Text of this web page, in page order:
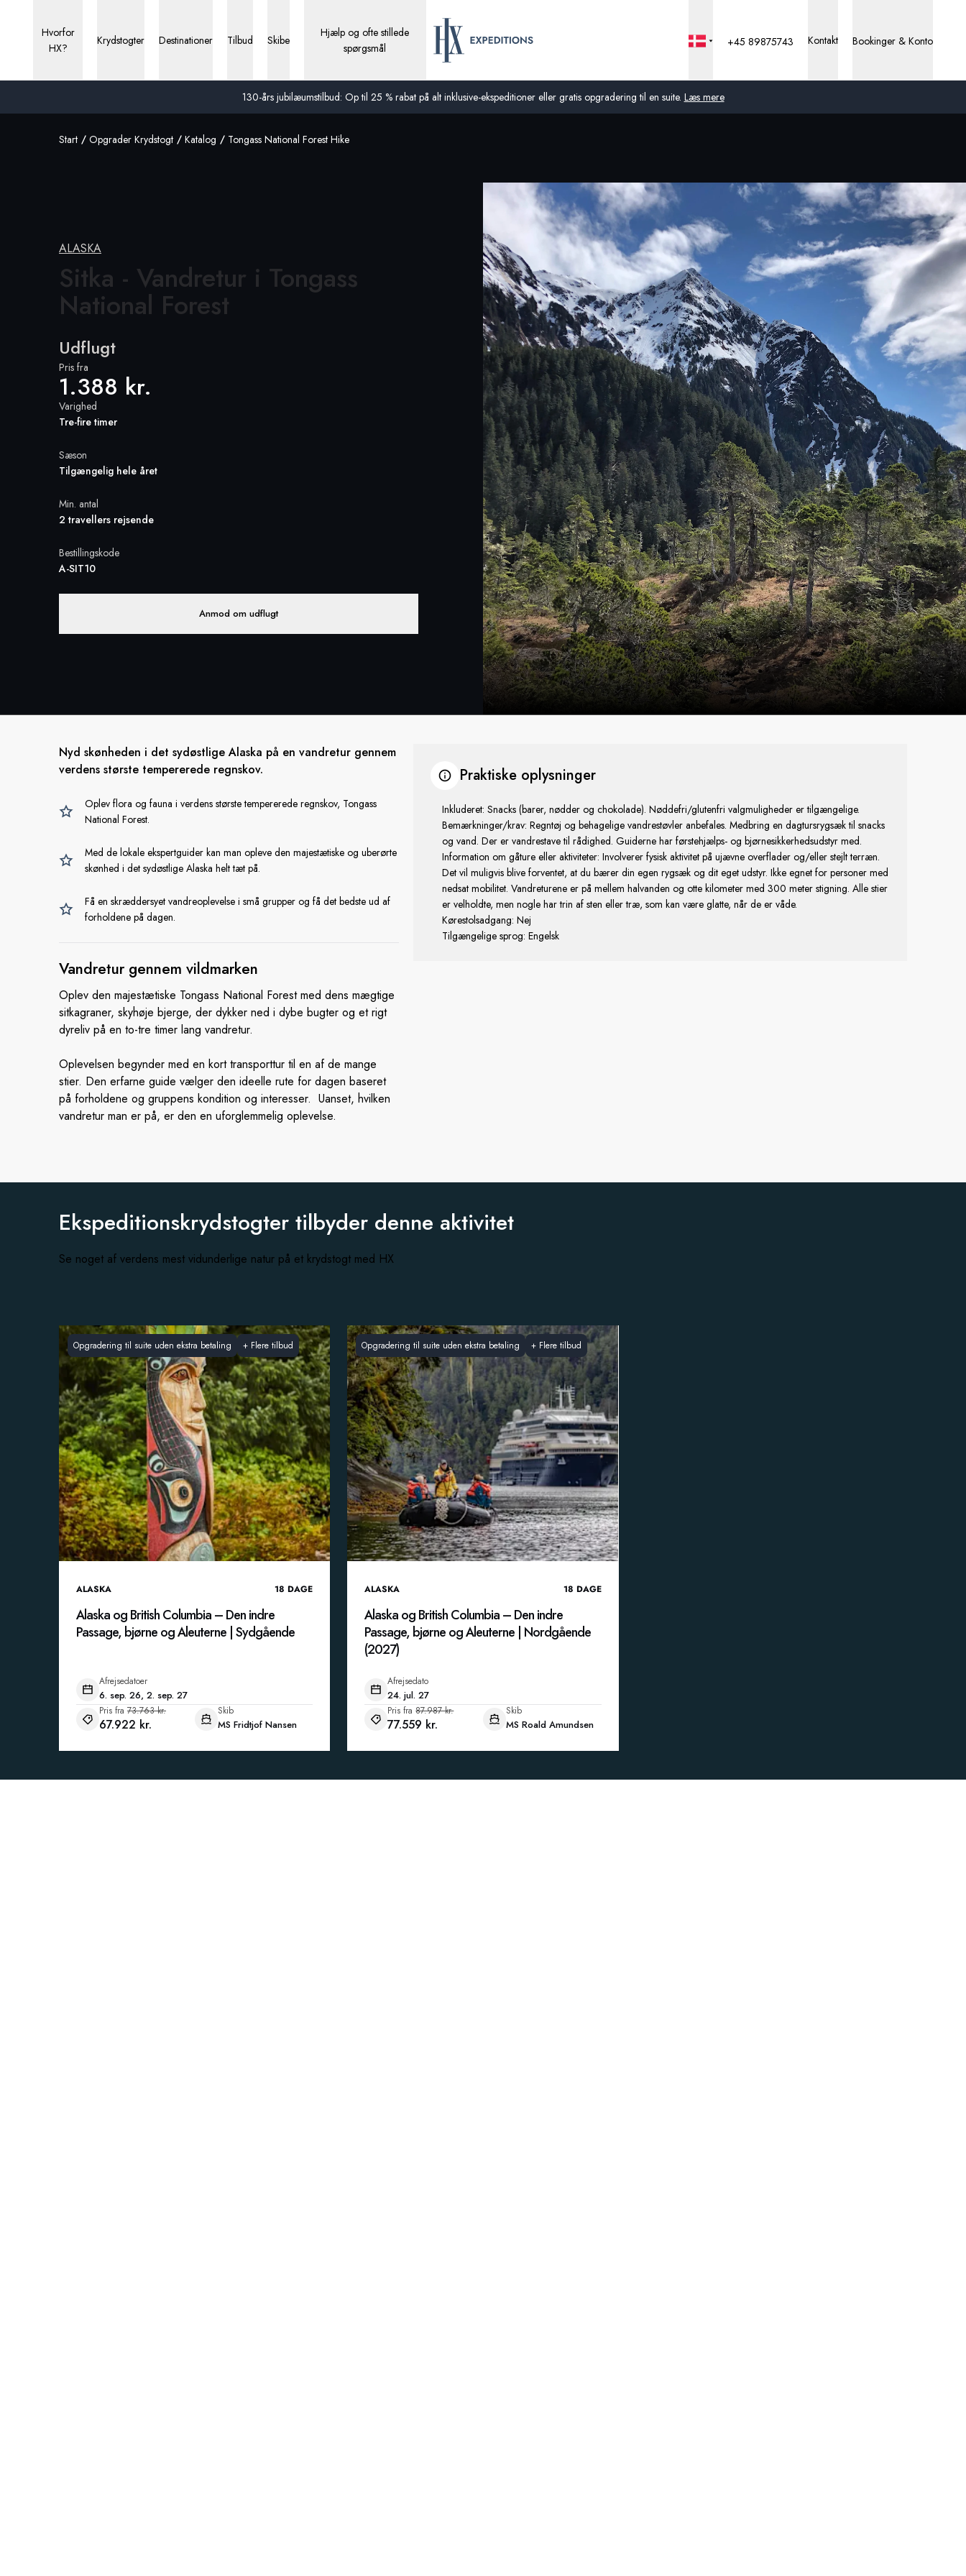
130-års jubilæumstilbud: Op til 25 % rabat på alt inklusive-ekspeditioner eller gratis opgradering til en suite. Læs mere
Hvorfor
HX?
Krydstogter Destinationer Tilbud Skibe
Hjælp og ofte stillede
spørgsmål
Storbritannien
USA
Tyskland
Schweiz
Frankrig
Sverige
Danmark
Norge
+45 89875743 Kontakt Bookinger & Konto
Start Opgrader Krydstogt Katalog Tongass National Forest Hike
ALASKA
Sitka - Vandretur i Tongass
National Forest
Udflugt
Pris fra
1.388 kr.
Varighed
Tre-fire timer
Sæson
Tilgængelig hele året
Min. antal
2 travellers rejsende
Bestillingskode
A-SIT10
Anmod om udflugt
Nyd skønheden i det sydøstlige Alaska på en vandretur gennem
verdens største tempererede regnskov.
Oplev flora og fauna i verdens største tempererede regnskov, Tongass
National Forest.
Med de lokale ekspertguider kan man opleve den majestætiske og uberørte
skønhed i det sydøstlige Alaska helt tæt på.
Få en skræddersyet vandreoplevelse i små grupper og få det bedste ud af
forholdene på dagen.
Vandretur gennem vildmarken
Oplev den majestætiske Tongass National Forest med dens mægtige
sitkagraner, skyhøje bjerge, der dykker ned i dybe bugter og et rigt
dyreliv på en to-tre timer lang vandretur.
Oplevelsen begynder med en kort transporttur til en af de mange
stier. Den erfarne guide vælger den ideelle rute for dagen baseret
på forholdene og gruppens kondition og interesser. Uanset, hvilken
vandretur man er på, er den en uforglemmelig oplevelse.
Praktiske oplysninger
Inkluderet: Snacks (barer, nødder og chokolade). Nøddefri/glutenfri valgmuligheder er tilgængelige.
Bemærkninger/krav: Regntøj og behagelige vandrestøvler anbefales. Medbring en dagtursrygsæk til snacks
og vand. Der er vandrestave til rådighed. Guiderne har førstehjælps- og bjørnesikkerhedsudstyr med.
Information om gåture eller aktiviteter: Involverer fysisk aktivitet på ujævne overflader og/eller stejlt terræn.
Det vil muligvis blive forventet, at du bærer din egen rygsæk og dit eget udstyr. Ikke egnet for personer med
nedsat mobilitet. Vandreturene er på mellem halvanden og otte kilometer med 300 meter stigning. Alle stier
er velholdte, men nogle har trin af sten eller træ, som kan være glatte, når de er våde.
Kørestolsadgang: Nej
Tilgængelige sprog: Engelsk
Ekspeditionskrydstogter tilbyder denne aktivitet
Se noget af verdens mest vidunderlige natur på et krydstogt med HX
Opgradering til suite uden ekstra betaling + Flere tilbud
ALASKA 18 DAGE
Alaska og British Columbia – Den indre
Passage, bjørne og Aleuterne | Sydgående
Afrejsedatoer
6. sep. 26, 2. sep. 27
Pris fra 73.763 kr.
67.922 kr.
Skib
MS Fridtjof Nansen
Opgradering til suite uden ekstra betaling + Flere tilbud
ALASKA 18 DAGE
Alaska og British Columbia – Den indre
Passage, bjørne og Aleuterne | Nordgående
(2027)
Afrejsedato
24. jul. 27
Pris fra 87.987 kr.
77.559 kr.
Skib
MS Roald Amundsen